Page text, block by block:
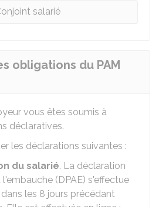
salarié
obligations du PAM
vous êtes soumis à
déclaratives.
les déclarations suivantes :
du salarié. La déclaration
(DPAE) s'effectue
les 8 jours précédant